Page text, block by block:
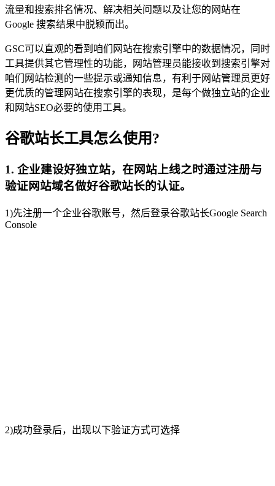
流量和搜索排名情况、解决相关问题以及让您的网站在
Google 搜索结果中脱颖而出。
GSC可以直观的看到咱们网站在搜索引擎中的数据情况，同时
工具提供其它管理性的功能，网站管理员能接收到搜索引擎对
咱们网站检测的一些提示或通知信息，有利于网站管理员更好
更优质的管理网站在搜索引擎的表现，是每个做独立站的企业
和网站SEO必要的使用工具。
谷歌站长工具怎么使用?
1. 企业建设好独立站，在网站上线之时通过注册与
验证网站域名做好谷歌站长的认证。
1)先注册一个企业谷歌账号，然后登录谷歌站长Google Search
Console
2)成功登录后，出现以下验证方式可选择